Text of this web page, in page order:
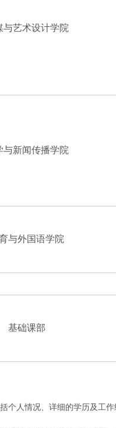
与艺术设计学院
与新闻传播学院
与外国语学院
基础课部
个人情况、详细的学历及工